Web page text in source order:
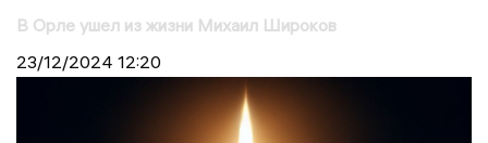
В Орле ушел из жизни Михаил Широков
23/12/2024 12:20